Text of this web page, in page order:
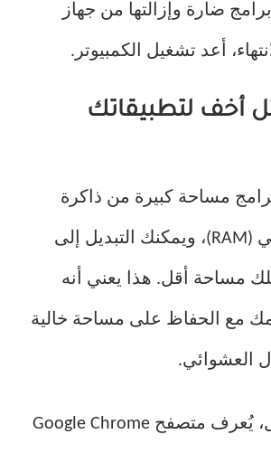
ضارة وإزالتها من جهاز
أعد تشغيل الكمبيوتر.
أخف لتطبيقاتك
مساحة كبيرة من ذاكرة
الوصول العشوائي (RAM)، ويمكنك التبديل إلى
مساحة أقل. هذا يعني أنه
مع الحفاظ على مساحة خالية
العشوائي.
على سبيل المثال، يُعرف متصفح Google Chrome